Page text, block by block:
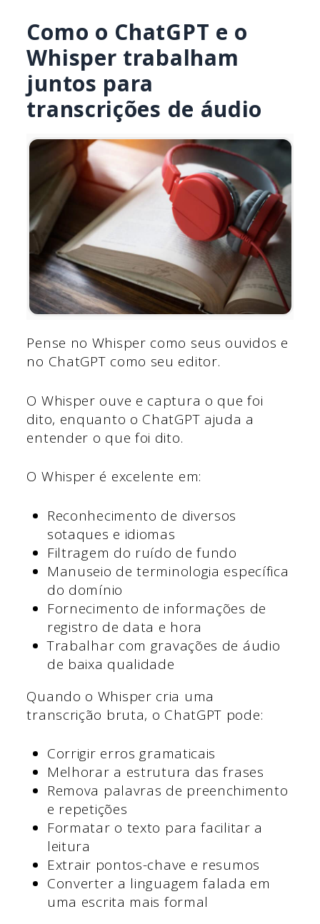
Como o ChatGPT e o
Whisper trabalham
juntos para
transcrições de áudio
Pense no Whisper como seus ouvidos e
no ChatGPT como seu editor.
O Whisper ouve e captura o que foi
dito, enquanto o ChatGPT ajuda a
entender o que foi dito.
O Whisper é excelente em:
Reconhecimento de diversos
sotaques e idiomas
Filtragem do ruído de fundo
Manuseio de terminologia específica
do domínio
Fornecimento de informações de
registro de data e hora
Trabalhar com gravações de áudio
de baixa qualidade
Quando o Whisper cria uma
transcrição bruta, o ChatGPT pode:
Corrigir erros gramaticais
Melhorar a estrutura das frases
Remova palavras de preenchimento
e repetições
Formatar o texto para facilitar a
leitura
Extrair pontos-chave e resumos
Converter a linguagem falada em
uma escrita mais formal